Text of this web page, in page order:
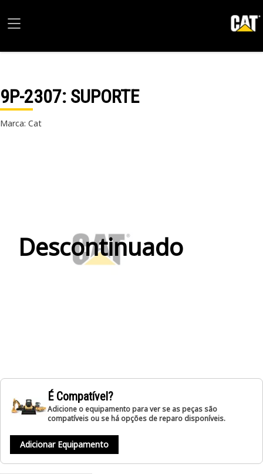
9P-2307: SUPORTE
Marca: Cat
Descontinuado
É Compatível?
Adicione o equipamento para ver se as peças são
compatíveis ou se há opções de reparo disponíveis.
Adicionar Equipamento